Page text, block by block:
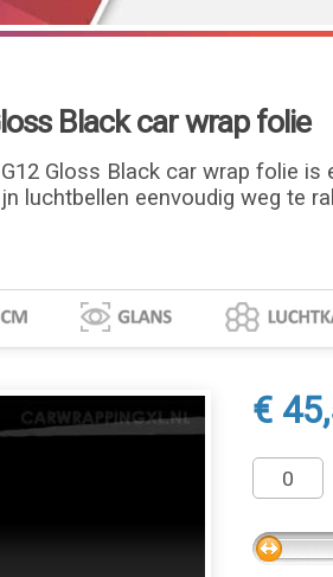
Black car wrap folie
Gloss Black car wrap folie
luchtbellen eenvoudig weg te
€